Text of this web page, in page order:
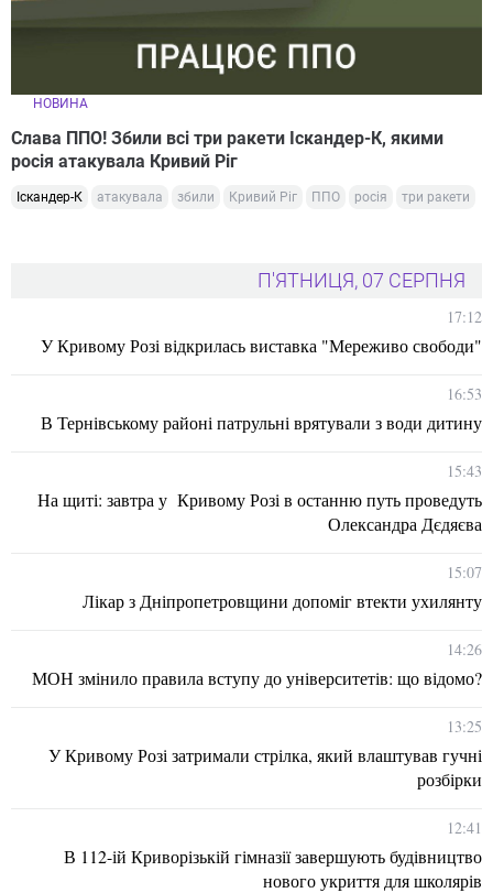
НОВИНА
Слава ППО! Збили всі три ракети Іскандер-К, якими
росія атакувала Кривий Ріг
Іскандер-К атакувала збили Кривий Ріг ППО росія три ракети
П'ЯТНИЦЯ, 07 СЕРПНЯ
17:12
У Кривому Розі відкрилась виставка "Мереживо свободи"
16:53
В Тернівському районі патрульні врятували з води дитину
15:43
На щиті: завтра у Кривому Розі в останню путь проведуть
Олександра Дєдяєва
15:07
Лікар з Дніпропетровщини допоміг втекти ухилянту
14:26
МОН змінило правила вступу до університетів: що відомо?
13:25
У Кривому Розі затримали стрілка, який влаштував гучні
розбірки
12:41
В 112-ій Криворізькій гімназії завершують будівництво
нового укриття для школярів